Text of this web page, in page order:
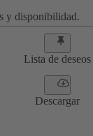
y disponibilidad.
Lista de deseos
Descargar